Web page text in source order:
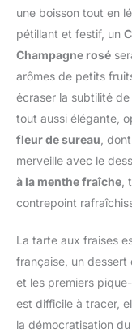
une boisson tout en
pétillant et festif, un
Champagne rosé
arômes de petits
écraser la subtilité
tout aussi élégante,
fleur de sureau ,
merveille avec le
à la menthe fraîche
contrepoint
La tarte aux fraises
française, un dessert
et les premiers
est difficile à tracer,
la démocratisation